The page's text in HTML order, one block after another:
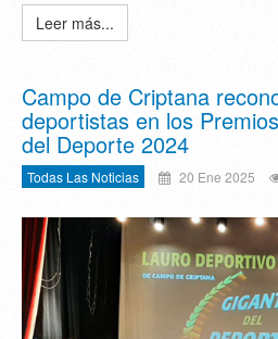
Leer más...
Campo de Criptana
deportistas en los
del Deporte 2024
Todas Las Noticias 20 Ene 2025